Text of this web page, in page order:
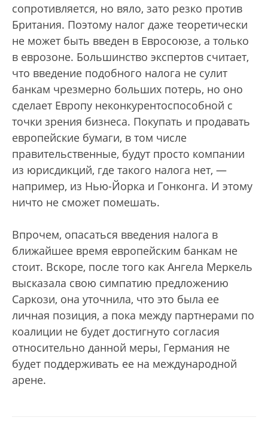
сопротивляется, но вяло, зато резко против
Британия. Поэтому налог даже теоретически
не может быть введен в Евросоюзе, а только
в еврозоне. Большинство экспертов считает,
что введение подобного налога не сулит
банкам чрезмерно больших потерь, но оно
сделает Европу неконкурентоспособной с
точки зрения бизнеса. Покупать и продавать
европейские бумаги, в том числе
правительственные, будут просто компании
из юрисдикций, где такого налога нет, —
например, из Нью-Йорка и Гонконга. И этому
ничто не сможет помешать.
Впрочем, опасаться введения налога в
ближайшее время европейским банкам не
стоит. Вскоре, после того как Ангела Меркель
высказала свою симпатию предложению
Саркози, она уточнила, что это была ее
личная позиция, а пока между партнерами по
коалиции не будет достигнуто согласия
относительно данной меры, Германия не
будет поддерживать ее на международной
арене.